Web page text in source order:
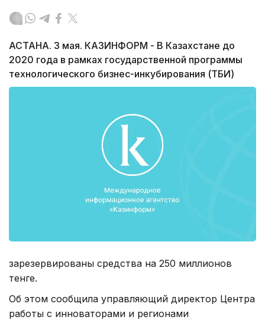
АСТАНА. 3 мая. КАЗИНФОРМ - В Казахстане до
2020 года в рамках государственной программы
технологического бизнес-инкубирования (ТБИ)
зарезервированы средства на 250 миллионов
тенге.
Об этом сообщила управляющий директор Центра
работы с инноваторами и регионами